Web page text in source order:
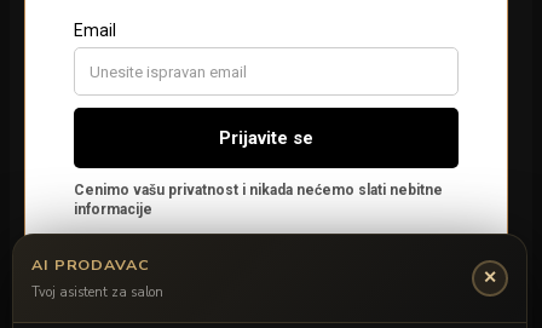
AI PRODAVAC
Tvoj asistent za salon
✕